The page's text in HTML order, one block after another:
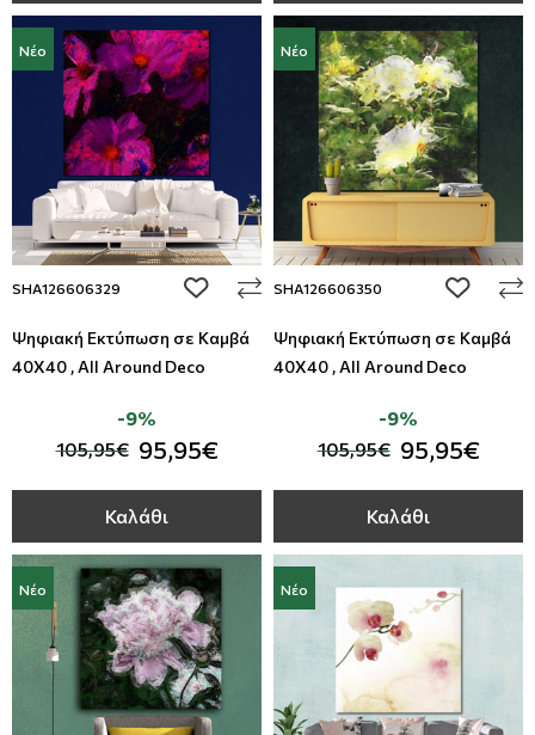
Νέο
SHA126606329 add to wishlist
Ψηφιακή Εκτύπωση σε Καμβά
40Χ40 , All Around Deco
105,95€ 95,95€
-9%
Καλάθι
Νέο
SHA126606350 add to
Ψηφιακή Εκτύπωση σε Καμβά
40Χ40 , All Around Deco
105,95€ 95,95€
-9%
Καλάθι
Νέο Νέο